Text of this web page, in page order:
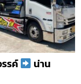
รค์ น่าน